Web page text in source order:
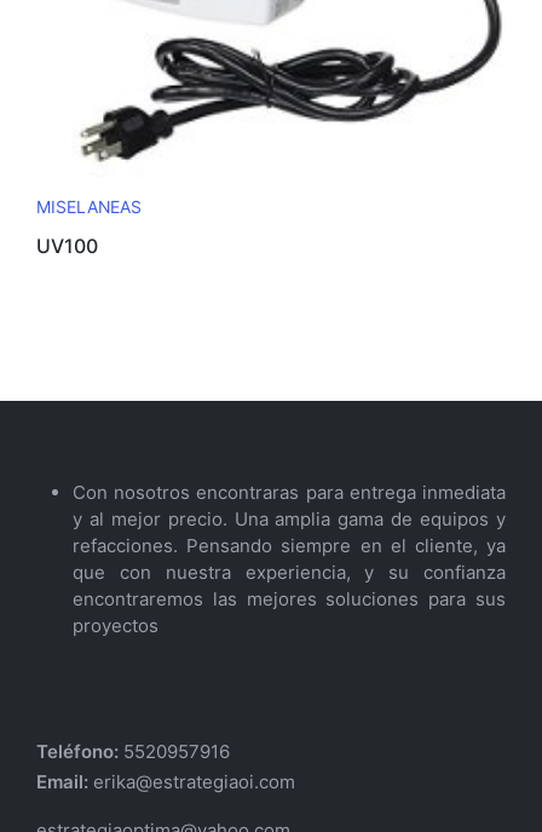
MISELANEAS
UV100
Con nosotros encontraras para entrega inmediata
y al mejor precio. Una amplia gama de equipos y
refacciones. Pensando siempre en el cliente, ya
que con nuestra experiencia, y su confianza
encontraremos las mejores soluciones para sus
proyectos
Teléfono: 5520957916
Email: erika@estrategiaoi.com